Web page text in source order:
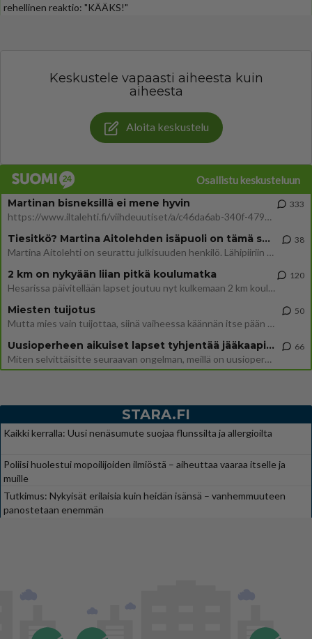
rehellinen reaktio: "KÄÄKS!"
Keskustele vapaasti aiheesta kuin
aiheesta
Aloita keskustelu
Osallistu keskusteluun
Martinan bisneksillä ei mene hyvin
https://www.iltalehti.fi/viihdeuutiset/a/c46da6ab-340f-4790-aaa7-0865eed2336 Yrityksen konkurssihakemus on tullut kärä
333
Tiesitkö? Martina Aitolehden isäpuoli on tämä suosittu laulaja
Martina Aitolehti on seurattu julkisuuden henkilö. Lähipiiriin mahtuu muitakin tunnettuja henkilöitä. Tiesitkö, että Ma
38
2 km on nykyään liian pitkä koulumatka
Hesarissa päivitellään lapset joutuu nyt kulkemaan 2 km kouluun jösses. Ruostefillarilla tuo matka menee vaikka miten äk
120
Miesten tuijotus
Mutta mies vain tuijottaa, siinä vaiheessa käännän itse pään pois. Mikä juttu? Yleensä jos joku tuijottaa tai katsoo, hä
50
Uusioperheen aikuiset lapset tyhjentää jääkaapin käydessään
Miten selvittäisitte seuraavan ongelman, meillä on uusioperhe, minulla teini-ikäiset lapset ja puolisolla aikuiset, jotk
66
STARA.FI
Kaikki kerralla: Uusi nenäsumute suojaa flunssilta ja allergioilta
Poliisi huolestui mopoilijoiden ilmiöstä – aiheuttaa vaaraa itselle ja
muille
Tutkimus: Nykyisät erilaisia kuin heidän isänsä – vanhemmuuteen
panostetaan enemmän